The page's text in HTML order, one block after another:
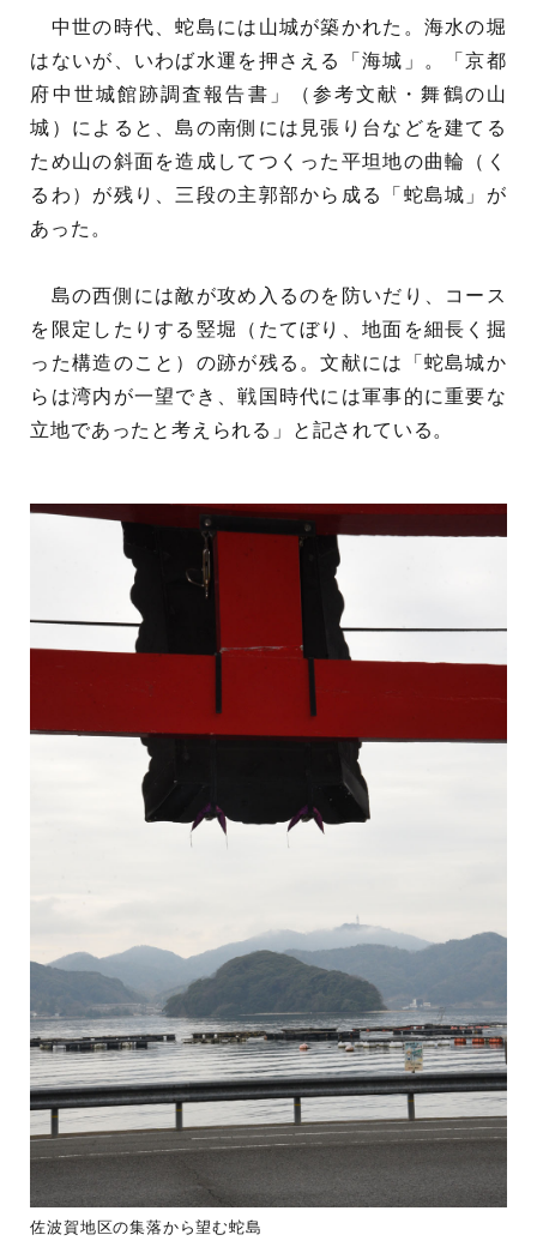
中世の時代、蛇島には山城が築かれた。海水の堀
はないが、いわば水運を押さえる「海城」。「京都
府中世城館跡調査報告書」（参考文献・舞鶴の山
城）によると、島の南側には見張り台などを建てる
ため山の斜面を造成してつくった平坦地の曲輪（く
るわ）が残り、三段の主郭部から成る「蛇島城」が
あった。
島の西側には敵が攻め入るのを防いだり、コース
を限定したりする竪堀（たてぼり、地面を細長く掘
った構造のこと）の跡が残る。文献には「蛇島城か
らは湾内が一望でき、戦国時代には軍事的に重要な
立地であったと考えられる」と記されている。
佐波賀地区の集落から望む蛇島